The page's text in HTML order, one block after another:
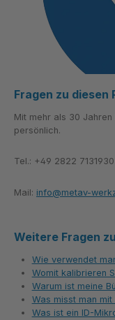
Fragen zu diesen
Mit mehr als 30
persönlich.
Tel.: +49 2822 7131930
Mail: info@metav-
Weitere Fragen
Wie verwendet
Womit kalibrieren
Warum ist meine
Was misst man
Was ist ein ID-